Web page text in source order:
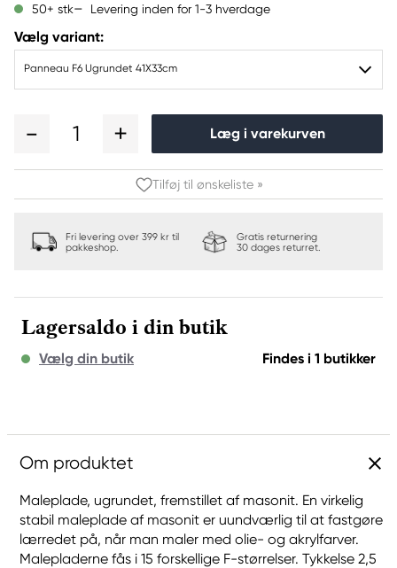
50+ stk Levering inden for 1-3 hverdage
Vælg variant:
Panneau F6 Ugrundet 41X33cm
1 Læg i varekurven
Tilføj til ønskeliste »
Fri levering over 399 kr til
pakkeshop.
Gratis returnering
30 dages returret.
Lagersaldo i din butik
Vælg din butik Findes i 1 butikker
Om produktet
Maleplade, ugrundet, fremstillet af masonit. En virkelig
stabil maleplade af masonit er uundværlig til at fastgøre
lærredet på, når man maler med olie- og akrylfarver.
Malepladerne fås i 15 forskellige F-størrelser. Tykkelse 2,5